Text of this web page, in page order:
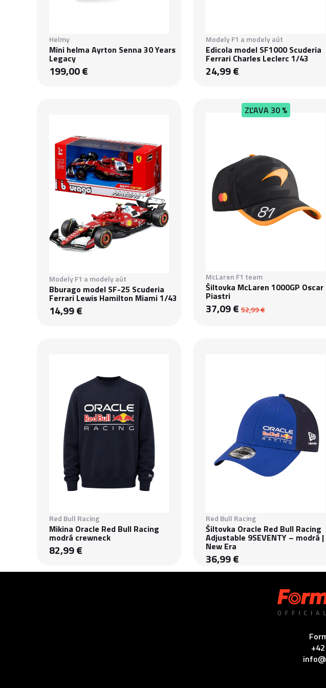
Helmy
Mini helma Ayrton Senna 30 Years
Legacy
199,00 €
Modely F1 a modely aút
Edicola model SF1000 Scuderia
Ferrari Charles Leclerc 1/43
24,99 €
Modely F1 a modely aút
Bburago model SF-25 Scuderia
Ferrari Lewis Hamilton Miami 1/43
14,99 €
ZĽAVA30 %
McLaren F1 team
Šiltovka McLaren 1000GP Oscar
Piastri
37,09 € 52,99 €
Red Bull Racing
Mikina Oracle Red Bull Racing
modrá crewneck
82,99 €
Red Bull Racing
Šiltovka Oracle Red Bull Racing
Adjustable 9SEVENTY – modrá |
New Era
36,99 €